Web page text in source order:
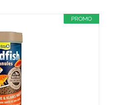
PROMO